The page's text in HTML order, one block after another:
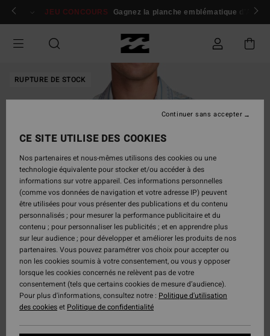
Passer
Se connecter / s'inscrire
JEU CONCOURS Gagnez la planche emblématique d'Andy
RUPTURE DE STOCK
CE SITE UTILISE DES COOKIES
Nos partenaires et nous-mêmes utilisons des cookies ou une
technologie équivalente pour stocker et/ou accéder à des
informations sur votre appareil. Ces informations personnelles
(comme vos données de navigation et votre adresse IP) peuvent
être utilisées pour vous présenter des publications et du contenu
personnalisés ; pour mesurer la performance publicitaire et du
contenu ; pour personnaliser les publicités ; et en apprendre plus
sur leur audience ; pour développer et améliorer les produits de nos
partenaires. Vous pouvez paramétrer vos choix pour accepter ou
non les cookies soumis à votre consentement, ou vous y opposer
lorsque les cookies concernés ne relèvent pas de votre
consentement (tels que certains cookies de mesure d’audience).
Pour plus d'informations, consultez notre : Politique d'utilisation
des cookieset Politique de confidentialité
Continuer sans accepter